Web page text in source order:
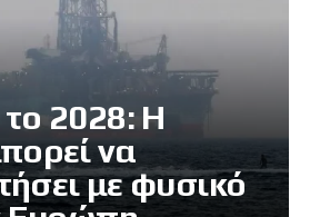
2028: Η
να
με φυσικό